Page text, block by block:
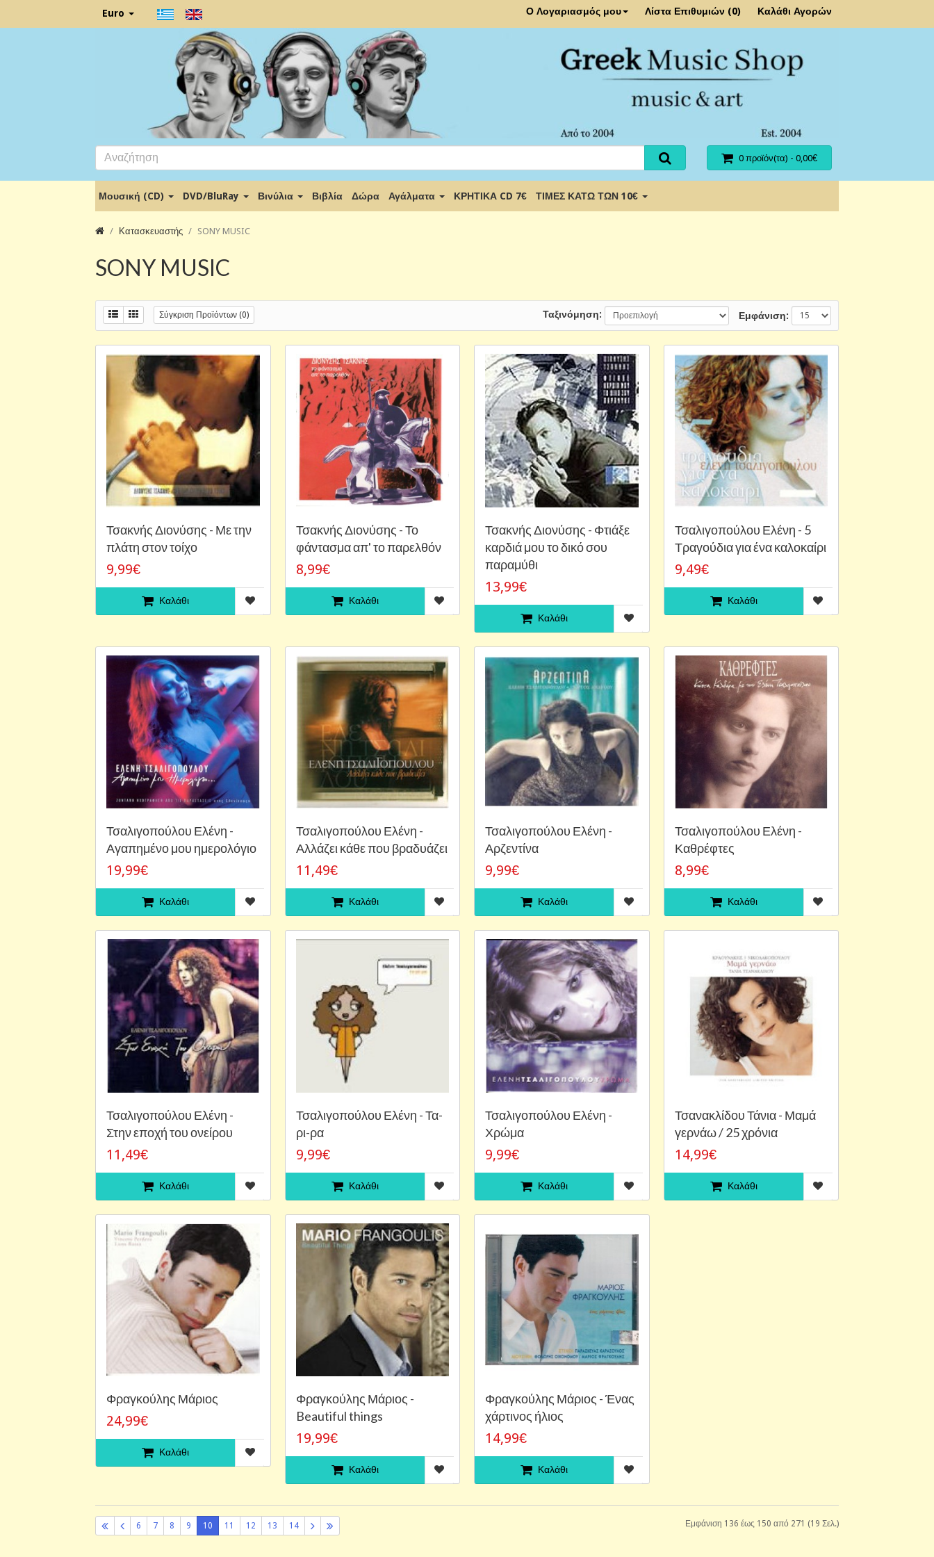
Euro Ο Λογαριασμός μου Λίστα Επιθυμιών (0) Καλάθι Αγορών
0 προϊόν(τα) - 0,00€
Μουσική (CD) DVD/BluRay Βινύλια Βιβλία Δώρα Αγάλματα ΚΡΗΤΙΚΑ CD 7€ ΤΙΜΕΣ ΚΑΤΩ ΤΩΝ 10€
Κατασκευαστής SONY MUSIC
SONY MUSIC
Σύγκριση Προϊόντων (0) Ταξινόμηση: Εμφάνιση:
Τσακνής Διονύσης - Με την
πλάτη στον τοίχο
9,99€
Καλάθι
Τσακνής Διονύσης - Το
φάντασμα απ' το παρελθόν
8,99€
Καλάθι
Τσακνής Διονύσης - Φτιάξε
καρδιά μου το δικό σου
παραμύθι
13,99€
Καλάθι
Τσαλιγοπούλου Ελένη - 5
Τραγούδια για ένα καλοκαίρι
9,49€
Καλάθι
Τσαλιγοπούλου Ελένη -
Αγαπημένο μου ημερολόγιο
19,99€
Καλάθι
Τσαλιγοπούλου Ελένη -
Αλλάζει κάθε που βραδυάζει
11,49€
Καλάθι
Τσαλιγοπούλου Ελένη -
Αρζεντίνα
9,99€
Καλάθι
Τσαλιγοπούλου Ελένη -
Καθρέφτες
8,99€
Καλάθι
Τσαλιγοπούλου Ελένη -
Στην εποχή του ονείρου
11,49€
Καλάθι
Τσαλιγοπούλου Ελένη - Τα-
ρι-ρα
9,99€
Καλάθι
Τσαλιγοπούλου Ελένη -
Χρώμα
9,99€
Καλάθι
Τσανακλίδου Τάνια - Μαμά
γερνάω / 25 χρόνια
14,99€
Καλάθι
Φραγκούλης Μάριος
24,99€
Καλάθι
Φραγκούλης Μάριος -
Beautiful things
19,99€
Καλάθι
Φραγκούλης Μάριος - Ένας
χάρτινος ήλιος
14,99€
Καλάθι
6 7 8 9 10 11 12 13 14 Εμφάνιση 136 έως 150 από 271 (19 Σελ.)